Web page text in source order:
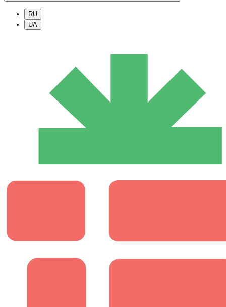
RU
UA